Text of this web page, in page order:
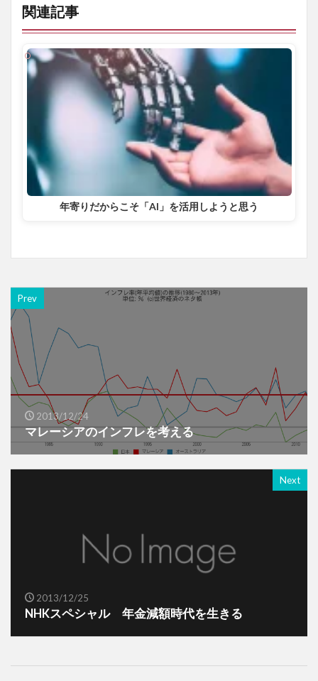
関連記事
年寄りだからこそ「AI」を活用しようと思う
Prev
2013/12/24
マレーシアのインフレを考える
Next
2013/12/25
NHKスペシャル 年金減額時代を生きる